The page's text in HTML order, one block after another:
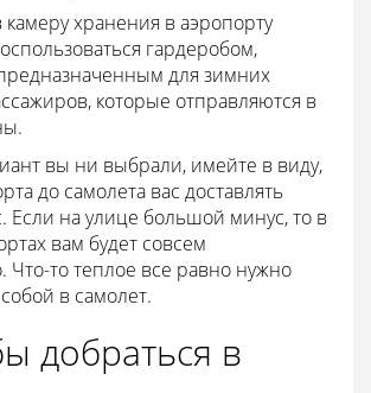
хранения в аэропорту
гардеробом,
для зимних
которые отправляются в
вы ни выбрали, имейте в виду,
до самолета вас доставлять
Если на улице большой минус, то в
вам будет совсем
Что-то теплое все равно нужно
в самолет.
добраться в